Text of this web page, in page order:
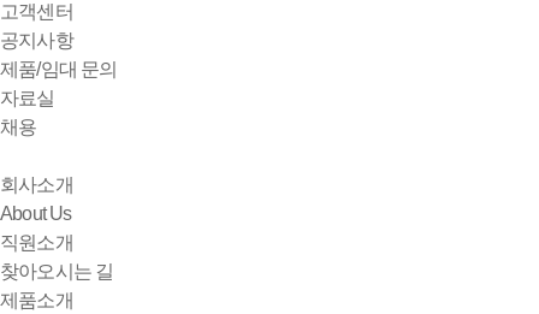
고객센터
공지사항
제품/임대 문의
자료실
채용
회사소개
About Us
직원소개
찾아오시는 길
제품소개